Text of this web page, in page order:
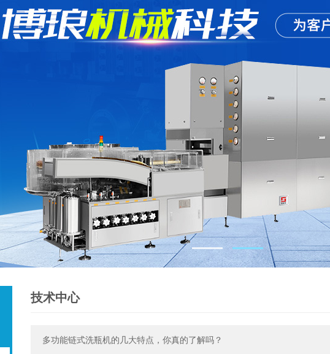
技术中心
多功能链式洗瓶机的几大特点，你真的了解吗？